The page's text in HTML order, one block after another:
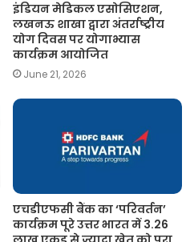
इंडियन मेडिकल एसोसिएशन,
लखनऊ शाखा द्वारा अंतर्राष्ट्रीय
योग दिवस पर योगाभ्यास
कार्यक्रम आयोजित
June 21, 2026
एचडीएफसी बैंक का ‘परिवर्तन’
कार्यक्रम पूरे उत्तर भारत में 3.26